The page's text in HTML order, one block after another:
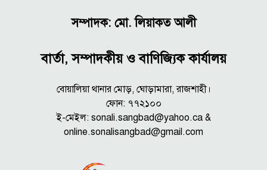
সম্পাদক: মো. লিয়াকত আলী
বার্তা, সম্পাদকীয় ও বাণিজ্যিক কার্যালয়
বোয়ালিয়া থানার মোড়, ঘোড়ামারা, রাজশাহী।
ফোন: ৭৭২১০০
ই-মেইল: sonali.sangbad@yahoo.ca &
online.sonalisangbad@gmail.com